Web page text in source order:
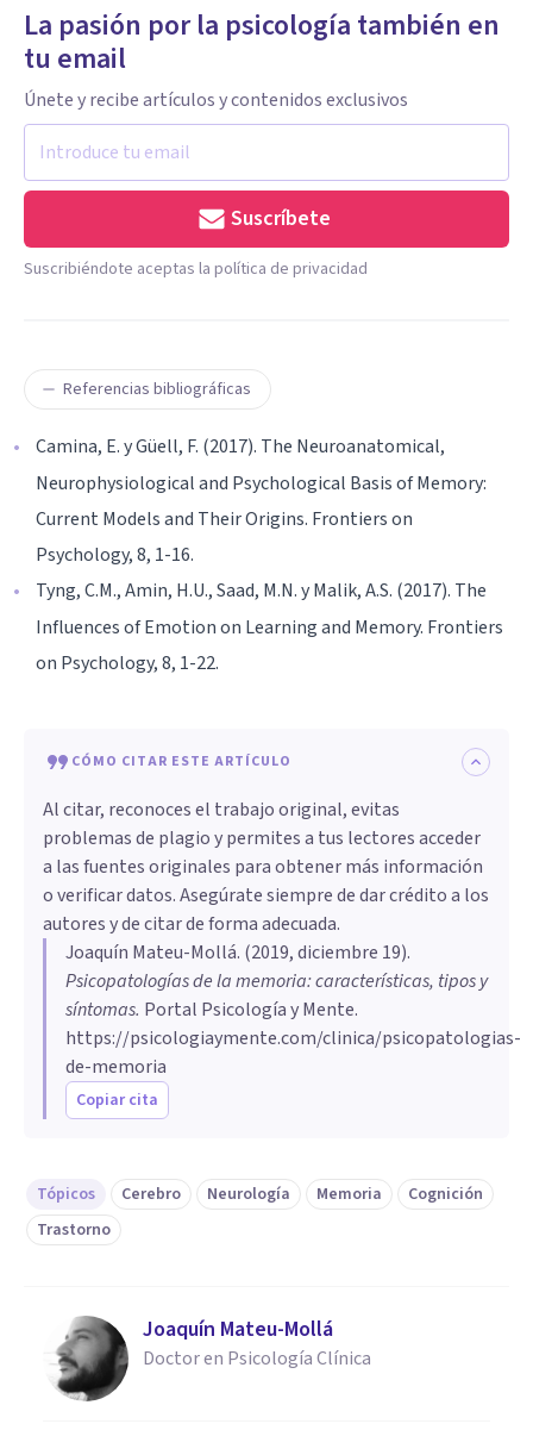
La pasión por la psicología también en
tu email
Únete y recibe artículos y contenidos exclusivos
Suscríbete
Suscribiéndote aceptas la política de privacidad
Referencias bibliográficas
Camina, E. y Güell, F. (2017). The Neuroanatomical,
Neurophysiological and Psychological Basis of Memory:
Current Models and Their Origins. Frontiers on
Psychology, 8, 1-16.
Tyng, C.M., Amin, H.U., Saad, M.N. y Malik, A.S. (2017). The
Influences of Emotion on Learning and Memory. Frontiers
on Psychology, 8, 1-22.
CÓMO CITAR ESTE ARTÍCULO
Al citar, reconoces el trabajo original, evitas
problemas de plagio y permites a tus lectores acceder
a las fuentes originales para obtener más información
o verificar datos. Asegúrate siempre de dar crédito a los
autores y de citar de forma adecuada.
Joaquín Mateu-Mollá. (2019, diciembre 19).
Psicopatologías de la memoria: características, tipos y
síntomas. Portal Psicología y Mente.
https://psicologiaymente.com/clinica/psicopatologias-
de-memoria
Copiar cita
Tópicos Cerebro Neurología Memoria
Cognición
Trastorno
Joaquín Mateu-Mollá
Doctor en Psicología Clínica